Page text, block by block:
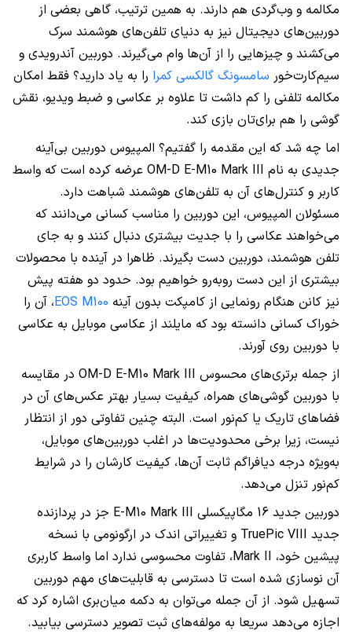
مکالمه و وب‌گردی هم دارند. به همین ترتیب، گاهی بعضی از
دوربین‌های‌ دیجیتال نیز به دنیای تلفن‌های هوشمند سرک
می‌کشند و ‌چیزهایی را از آن‌ها وام می‌گیرند. دوربین آندرویدی و
سیم‌کارت‌خور سامسونگ گالکسی کمرا را به یاد دارید؟ فقط امکان
مکالمه تلفنی را کم داشت تا علاوه بر عکاسی و ضبط ویدیو، نقش
گوشی را هم برای‌تان بازی کند.
اما چه شد که این مقدمه را گفتیم؟ المپیوس دوربین بی‌آینه
جدیدی به نام OM-D E-M10 Mark III عرضه کرده است که واسط
کاربر و کنترل‌های آن به تلفن‌های هوشمند شباهت دارد.
مسئولان المپیوس، این دوربین را مناسب کسانی می‌دانند که
می‌خواهند عکاسی را با جدیت بیشتری دنبال کنند و به جای
تلفن هوشمند، دوربین دست بگیرند. ظاهرا در آینده با محصولات
بیشتری از این دست روبه‌رو خواهیم بود. حدود دو هفته پیش
نیز کانن هنگام رونمایی از کامپکت بدون آینه EOS M100، آن را
خوراک کسانی دانسته بود که مایلند از عکاسی موبایل به عکاسی
با دوربین روی آورند.
از جمله برتری‌های محسوس OM-D E-M10 Mark III در مقایسه
با دوربین گوشی‌های همراه، کیفیت بسیار بهتر عکس‌های آن در
فضاهای تاریک یا کم‌نور است. البته چنین تفاوتی دور از انتظار
نیست، زیرا برخی محدودیت‌ها در اغلب دوربین‌های موبایل،
به‌ویژه درجه دیافراگم ثابت آن‌ها، کیفیت کارشان را در شرایط
کم‌نور تنزل می‌دهد.
دوربین جدید 16 مگاپیکسلی
E-M10 Mark III جز در پردازنده
جدید TruePic VIII و تغییراتی اندک در ارگونومی با نسخه
پیشین خود، Mark II، تفاوت محسوسی ندارد اما واسط کاربری
آن نوسازی شده است تا دسترسی به قابلیت‌های مهم دوربین
تسهیل شود. از آن جمله می‌توان به دکمه میان‌بری اشاره کرد که
اجازه می‌دهد سریعا به مولفه‌های ثبت تصویر دسترسی بیابید.